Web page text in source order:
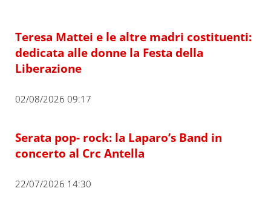
Teresa Mattei e le altre madri costituenti:
dedicata alle donne la Festa della
Liberazione
02/08/2026 09:17
Serata pop- rock: la Laparo’s Band in
concerto al Crc Antella
22/07/2026 14:30